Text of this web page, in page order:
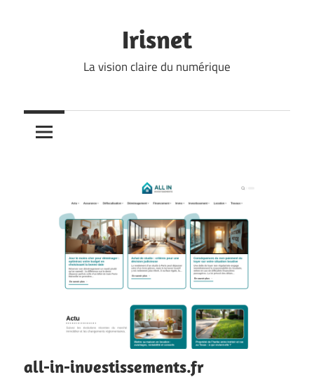
Irisnet
La vision claire du numérique
all-in-investissements.fr